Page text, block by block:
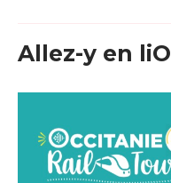
Allez-y en liO